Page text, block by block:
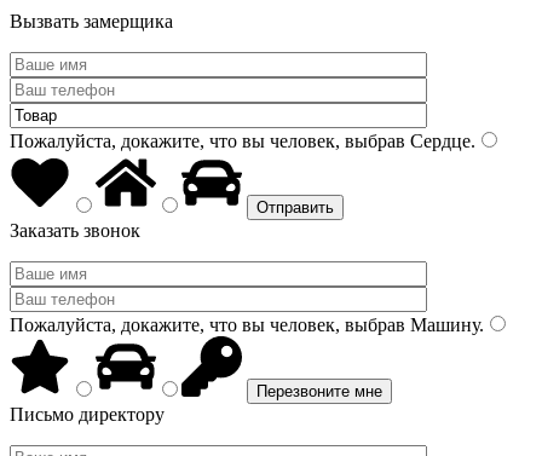
Вызвать замерщика
Пожалуйста, докажите, что вы человек, выбрав Сердце.
Заказать звонок
Пожалуйста, докажите, что вы человек, выбрав Машину.
Письмо директору